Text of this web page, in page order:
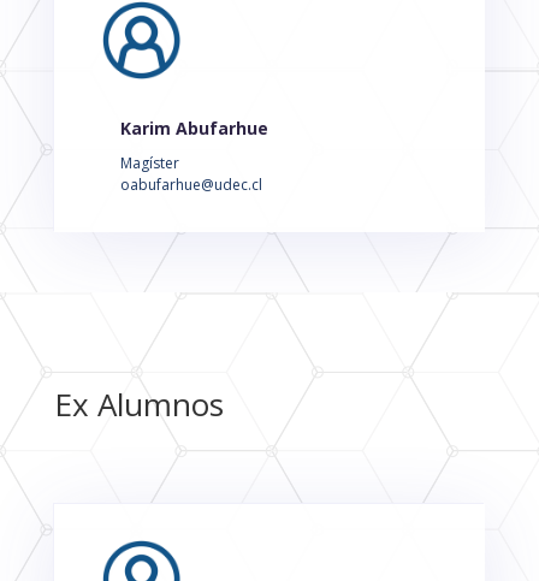
Karim Abufarhue
Magíster
oabufarhue@udec.cl
Ex Alumnos